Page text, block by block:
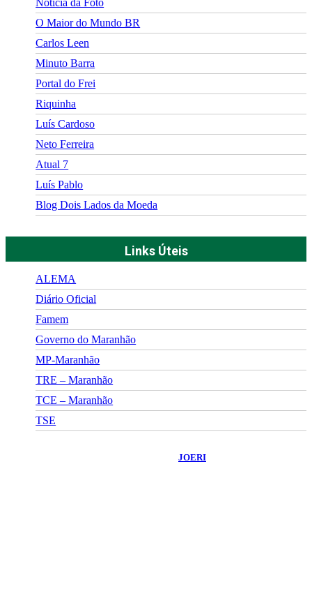
Notícia da Foto
O Maior do Mundo BR
Carlos Leen
Minuto Barra
Portal do Frei
Riquinha
Luís Cardoso
Neto Ferreira
Atual 7
Luís Pablo
Blog Dois Lados da Moeda
Links Úteis
ALEMA
Diário Oficial
Famem
Governo do Maranhão
MP-Maranhão
TRE – Maranhão
TCE – Maranhão
TSE
JOERI